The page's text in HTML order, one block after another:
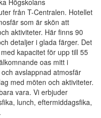
Högskolans
från T-Centralen. Hotellet
som är skön att
aktiviteter. Här finns 90
detaljer i glada färger. Det
kapacitet för upp till 55
oas mitt i
avslappnad atmosfär
med möten och aktiviteter.
vara. Vi erbjuder
lunch, eftermiddagsfika,